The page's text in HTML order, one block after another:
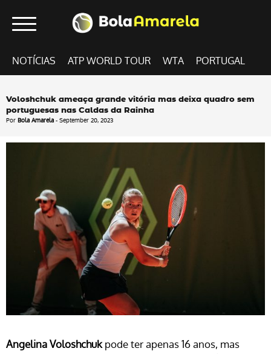
NOTÍCIAS ATP WORLD TOUR WTA PORTUGAL
Voloshchuk ameaça grande vitória mas deixa quadro sem
portuguesas nas Caldas da Rainha
Por Bola Amarela - September 20, 2023
Angelina Voloshchukpode ter apenas 16 anos, mas